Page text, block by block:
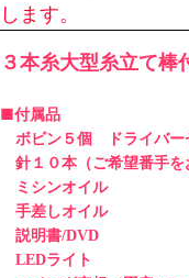
します。
３本糸大型糸立て棒
■付属品
ボビン５個 ドライバー
針１０本（ご希望番手を
ミシンオイル
手差しオイル
説明書/DVD
LEDライト